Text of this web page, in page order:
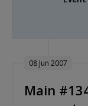
08 Jun 2007
Main